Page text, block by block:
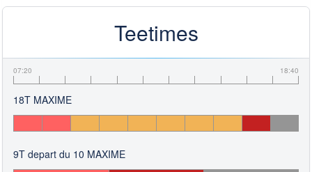
Teetimes
07:20 18:40
18T MAXIME
9T depart du 10 MAXIME